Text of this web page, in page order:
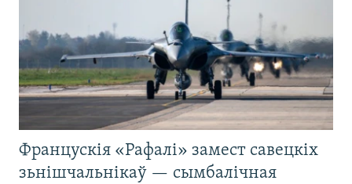
Францускія «Рафалі» замест савецкіх
зьнішчальнікаў — сымбалічная